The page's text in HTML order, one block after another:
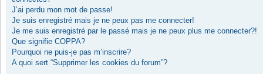
J’ai perdu mon mot de passe!
Je suis enregistré mais je ne peux pas me connecter!
Je me suis enregistré par le passé mais je ne peux plus me connecter?!
Que signifie COPPA?
Pourquoi ne puis-je pas m’inscrire?
A quoi sert “Supprimer les cookies du forum”?